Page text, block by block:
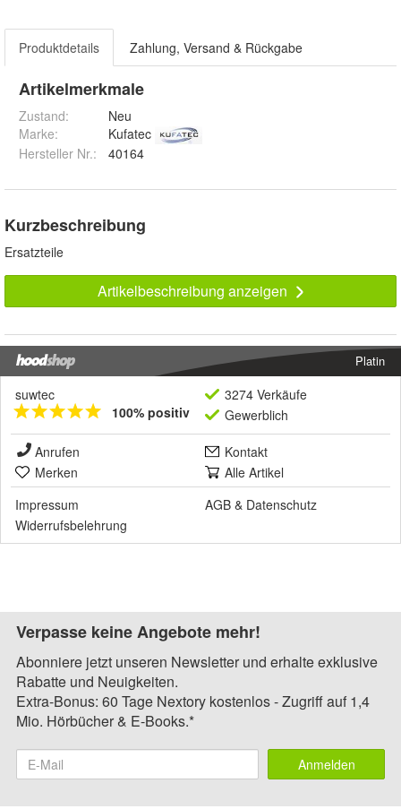
Produktdetails Zahlung, Versand & Rückgabe
Artikelmerkmale
Zustand:
Neu
Marke:
Kufatec
Hersteller Nr.:
40164
Kurzbeschreibung
Ersatzteile
Artikelbeschreibung anzeigen
Platin
suwtec
100% positiv
3274 Verkäufe
Gewerblich
Anrufen
Kontakt
Merken
Alle Artikel
Impressum
AGB & Datenschutz
Widerrufsbelehrung
Verpasse keine Angebote mehr!
Abonniere jetzt unseren Newsletter und erhalte exklusive
Rabatte und Neuigkeiten.
Extra-Bonus: 60 Tage Nextory kostenlos - Zugriff auf 1,4
Mio. Hörbücher & E-Books.*
Anmelden